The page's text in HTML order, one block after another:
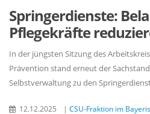
Springerdienste:
Pflegekräfte
In der jüngsten Sitzung des
Prävention stand erneut der
Selbstverwaltung zu den
12.12.2025 | CSU-Fraktion im